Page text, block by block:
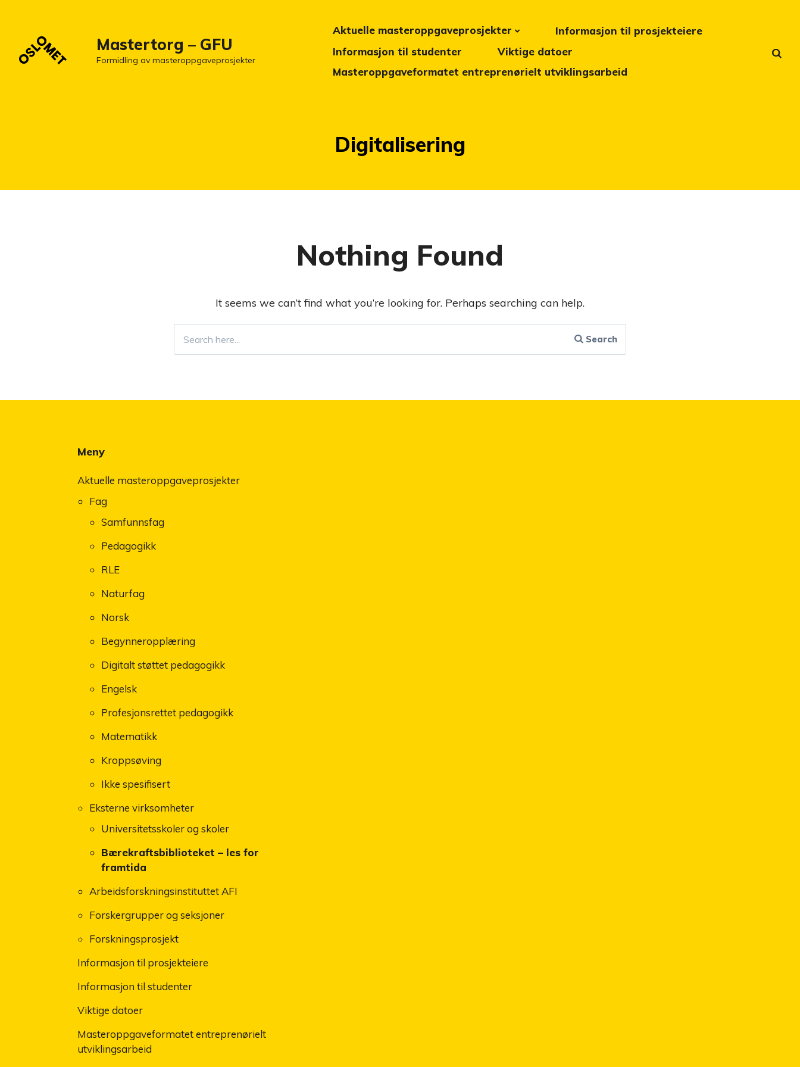
Mastertorg – GFU
Formidling av masteroppgaveprosjekter
Aktuelle masteroppgaveprosjekter
Informasjon til prosjekteiere
Informasjon til studenter
Viktige datoer
Masteroppgaveformatet entreprenørielt utviklingsarbeid
Stikkord:
Digitalisering
Nothing Found
It seems we can’t find what you’re looking for. Perhaps searching can help.
Search
for:
Search
Meny
Aktuelle masteroppgaveprosjekter
Fag
Samfunnsfag
Pedagogikk
RLE
Naturfag
Norsk
Begynneropplæring
Digitalt støttet pedagogikk
Engelsk
Profesjonsrettet pedagogikk
Matematikk
Kroppsøving
Ikke spesifisert
Eksterne virksomheter
Universitetsskoler og skoler
Bærekraftsbiblioteket – les for
framtida
Arbeidsforskningsinstituttet AFI
Forskergrupper og seksjoner
Forskningsprosjekt
Informasjon til prosjekteiere
Informasjon til studenter
Viktige datoer
Masteroppgaveformatet entreprenørielt
utviklingsarbeid